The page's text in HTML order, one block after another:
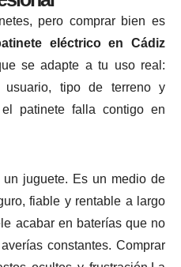
pero comprar bien es
eléctrico en Cádiz
se adapte a tu uso real:
tipo de terreno y
patinete falla contigo en
juguete. Es un medio de
fiable y rentable a largo
acabar en baterías que no
constantes. Comprar